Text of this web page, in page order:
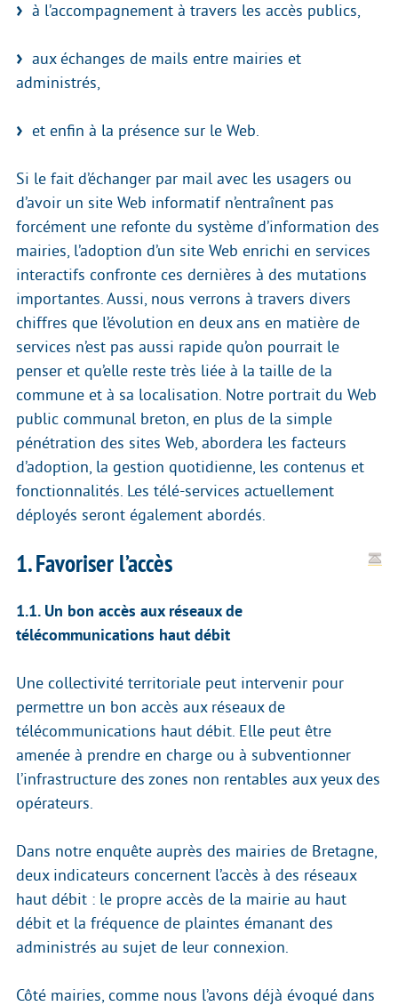
à l’accompagnement à travers les accès publics,
aux échanges de mails entre mairies et
administrés,
et enfin à la présence sur le Web.
Si le fait d’échanger par mail avec les usagers ou
d’avoir un site Web informatif n’entraînent pas
forcément une refonte du système d’information des
mairies, l’adoption d’un site Web enrichi en services
interactifs confronte ces dernières à des mutations
importantes. Aussi, nous verrons à travers divers
chiffres que l’évolution en deux ans en matière de
services n’est pas aussi rapide qu’on pourrait le
penser et qu’elle reste très liée à la taille de la
commune et à sa localisation. Notre portrait du Web
public communal breton, en plus de la simple
pénétration des sites Web, abordera les facteurs
d’adoption, la gestion quotidienne, les contenus et
fonctionnalités. Les télé-services actuellement
déployés seront également abordés.
1. Favoriser l’accès
1.1. Un bon accès aux réseaux de
télécommunications haut débit
Une collectivité territoriale peut intervenir pour
permettre un bon accès aux réseaux de
télécommunications haut débit. Elle peut être
amenée à prendre en charge ou à subventionner
l’infrastructure des zones non rentables aux yeux des
opérateurs.
Dans notre enquête auprès des mairies de Bretagne,
deux indicateurs concernent l’accès à des réseaux
haut débit : le propre accès de la mairie au haut
débit et la fréquence de plaintes émanant des
administrés au sujet de leur connexion.
Côté mairies, comme nous l’avons déjà évoqué dans